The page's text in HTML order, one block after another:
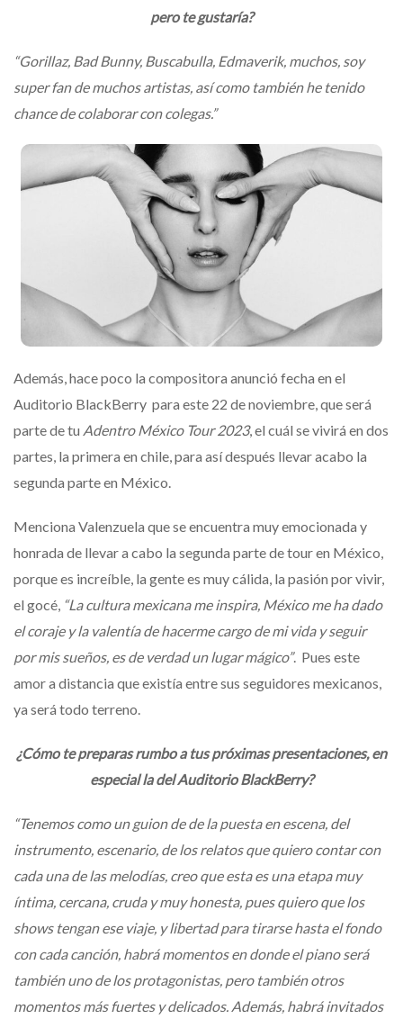
pero te gustaría?
“Gorillaz, Bad Bunny, Buscabulla, Edmaverik, muchos, soy
super fan de muchos artistas, así como también he tenido
chance de colaborar con colegas.”
Además, hace poco la compositora anunció fecha en el
Auditorio BlackBerry para este 22 de noviembre, que será
parte de tu Adentro México Tour 2023, el cuál se vivirá en dos
partes, la primera en chile, para así después llevar acabo la
segunda parte en México.
Menciona Valenzuela que se encuentra muy emocionada y
honrada de llevar a cabo la segunda parte de tour en México,
porque es increíble, la gente es muy cálida, la pasión por vivir,
el gocé, “La cultura mexicana me inspira, México me ha dado
el coraje y la valentía de hacerme cargo de mi vida y seguir
por mis sueños, es de verdad un lugar mágico”. Pues este
amor a distancia que existía entre sus seguidores mexicanos,
ya será todo terreno.
¿Cómo te preparas rumbo a tus próximas presentaciones, en
especial la del Auditorio BlackBerry?
“Tenemos como un guion de de la puesta en escena, del
instrumento, escenario, de los relatos que quiero contar con
cada una de las melodías, creo que esta es una etapa muy
íntima, cercana, cruda y muy honesta, pues quiero que los
shows tengan ese viaje, y libertad para tirarse hasta el fondo
con cada canción, habrá momentos en donde el piano será
también uno de los protagonistas, pero también otros
momentos más fuertes y delicados. Además, habrá invitados